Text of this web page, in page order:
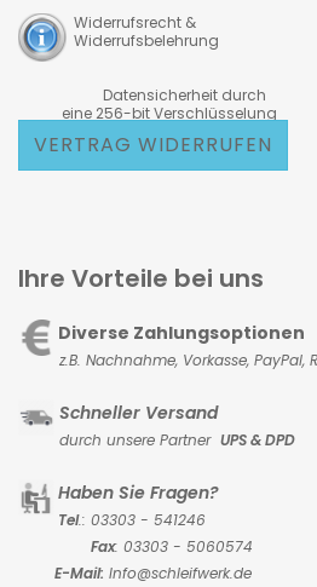
Widerrufsrecht &
Widerrufsbelehrung
Datensicherheit durch
eine 256-bit Verschlüsselung
VERTRAG WIDERRUFEN
Ihre Vorteile bei uns
Diverse Zahlungsoptionen
z.B. Nachnahme, Vorkasse, PayPal,
Schneller Versand
durch unsere Partner UPS & DPD
Haben Sie Fragen?
Tel.: 03303 - 541246
Fax: 03303 - 5060574
E-Mail: Info@schleifwerk.de